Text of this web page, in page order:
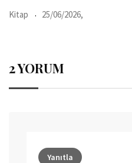
Kitap 25/06/2026,
2 YORUM
Yanıtla